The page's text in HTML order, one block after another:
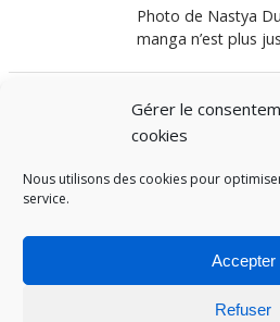
Gérer le
cookies
Nous utilisons des cookies pour
service.
Accepter
Refuser
Photo de Nastya
manga n’est plus
MANGA & MARQUES
ALLIANCE
Les interminables
MEDIA INSTITUTE